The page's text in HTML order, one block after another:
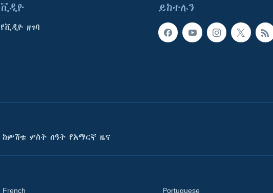
ይከተሉን
ቪዲዮ
የቪዲዮ ዘገባ
ከምሽቱ ሦስት ሰዓት የአማርኛ ዜና
French Portuguese